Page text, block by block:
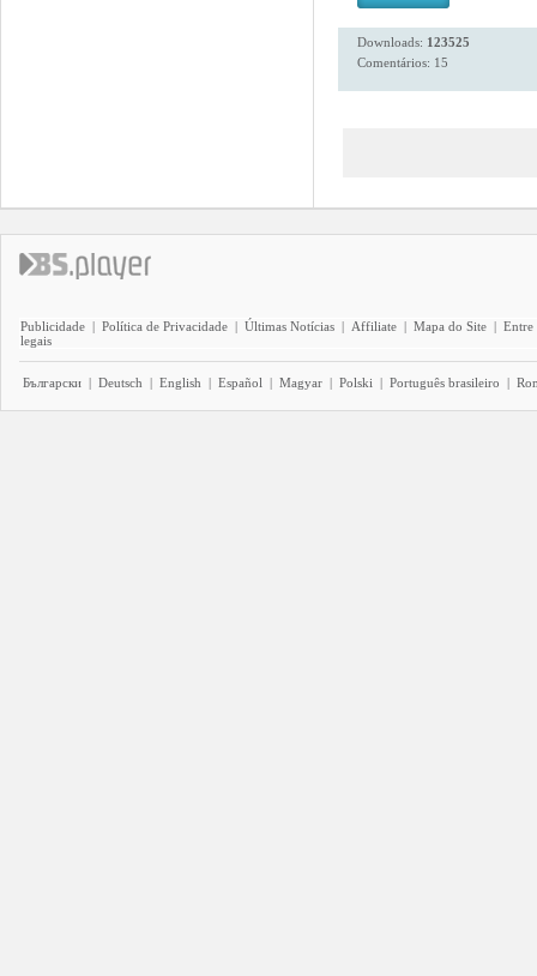
Downloads: 123525
Comentários: 15
Publicidade | Política de Privacidade | Últimas Notícias | Affiliate | Mapa do Site | Entre
legais
Български | Deutsch | English | Español | Magyar | Polski | Português brasileiro |